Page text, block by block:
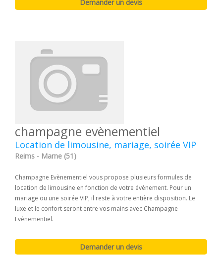
champagne evènementiel
Location de limousine, mariage, soirée VIP
Reims - Marne (51)
Champagne Evènementiel vous propose plusieurs formules de
location de limousine en fonction de votre évènement. Pour un
mariage ou une soirée VIP, il reste à votre entière disposition. Le
luxe et le confort seront entre vos mains avec Champagne
Evènementiel.